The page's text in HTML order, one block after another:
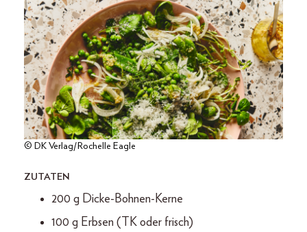
© DK Verlag/Rochelle Eagle
ZUTATEN
200 g Dicke-Bohnen-Kerne
100 g Erbsen (TK oder frisch)